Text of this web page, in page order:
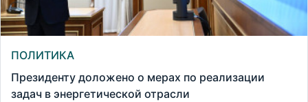
ПОЛИТИКА
Президенту доложено о мерах по реализации
задач в энергетической отрасли